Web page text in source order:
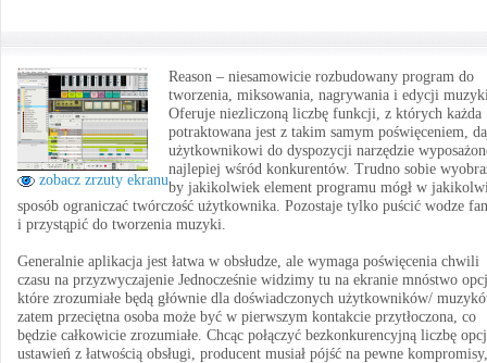
zobacz zrzuty ekranu
Reason – niesamowicie rozbudowany program do
tworzenia, miksowania, nagrywania i edycji
Oferuje niezliczoną liczbę funkcji, z których każda
potraktowana jest z takim samym poświęceniem,
użytkownikowi do dyspozycji narzędzie
najlepiej wśród konkurentów. Trudno sobie
by jakikolwiek element programu mógł w
sposób ograniczać twórczość użytkownika. Pozostaje tylko puścić wodze
i przystąpić do tworzenia muzyki.
Generalnie aplikacja jest łatwa w obsłudze, ale wymaga poświęcenia chwili
czasu na przyzwyczajenie Jednocześnie widzimy tu na ekranie mnóstwo
które zrozumiałe będą głównie dla doświadczonych użytkowników/
zatem przeciętna osoba może być w pierwszym kontakcie przytłoczona, co
będzie całkowicie zrozumiałe. Chcąc połączyć bezkonkurencyjną liczbę
ustawień z łatwością obsługi, producent musiał pójść na pewne kompromisy,